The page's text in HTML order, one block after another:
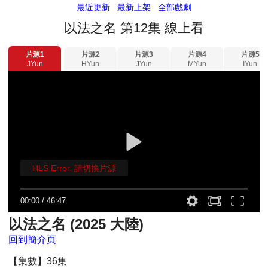
最近更新 最新上架 全部戲劇
以法之名 第12集 線上看
片源1
JYun
片源2
HYun
片源3
JYun
片源4
MYun
片源5
IYun
00:00 /46:47
HLS Error. 請切換片源
以法之名 (2025 大陸)
回到簡介页
【集數】36集